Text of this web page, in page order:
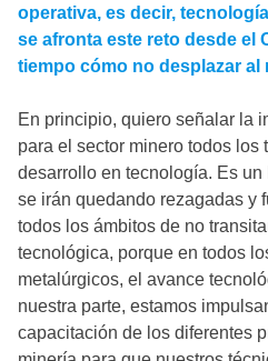
operativa, es decir,
se afronta este reto desde el
tiempo cómo no desplazar al
En principio, quiero señalar la
para el sector minero todos los
desarrollo en tecnología. Es
se irán quedando rezagadas y
todos los ámbitos de no
tecnológica, porque en todos
metalúrgicos, el avance
nuestra parte, estamos
capacitación de los diferentes